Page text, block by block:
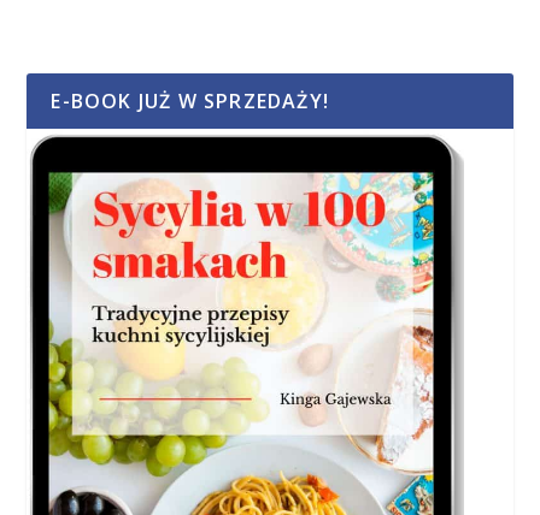
E-BOOK JUŻ W SPRZEDAŻY!